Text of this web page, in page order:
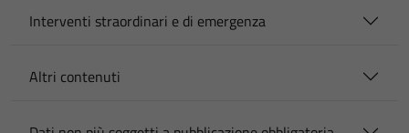
Interventi straordinari e di emergenza
Altri contenuti